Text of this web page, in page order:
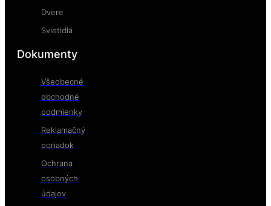
Dvere
Svietidlá
Dokumenty
Všeobecné
obchodné
podmienky
Reklamačný
poriadok
Ochrana
osobných
údajov